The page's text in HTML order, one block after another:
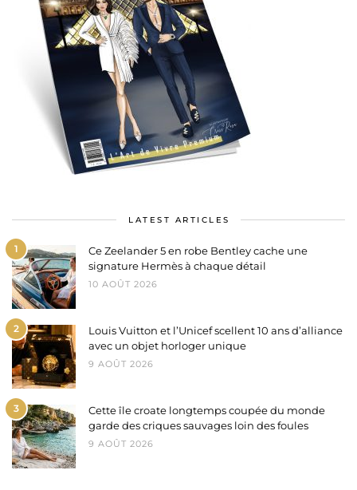
LATEST ARTICLES
1
Ce Zeelander 5 en robe Bentley cache une
signature Hermès à chaque détail
10 AOÛT 2026
2
Louis Vuitton et l’Unicef scellent 10 ans d’alliance
avec un objet horloger unique
9 AOÛT 2026
3
Cette île croate longtemps coupée du monde
garde des criques sauvages loin des foules
9 AOÛT 2026